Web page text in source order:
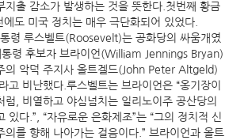
지출 감소가 발생하는 것을 뜻한다.첫번째 황금
도 미국 정치는 매우 극단화되어 있었다.
령 루스벨트(Roosevelt)는 공화당의 싸움개였
통령 후보자 브라이언(William Jennings Bryan)
의 악덕 주지사 올트겔드(John Peter Altgeld)
고 비난했다.루스벨트는 브라이언은 “옹기장이
럼, 비열하고 야심넘치는 일리노이주 공산당의
있다.”, “자유로운 은화제조”는 “그의 정치적 신
의를 향해 나아가는 걸음이다.” 브라이언과 올트